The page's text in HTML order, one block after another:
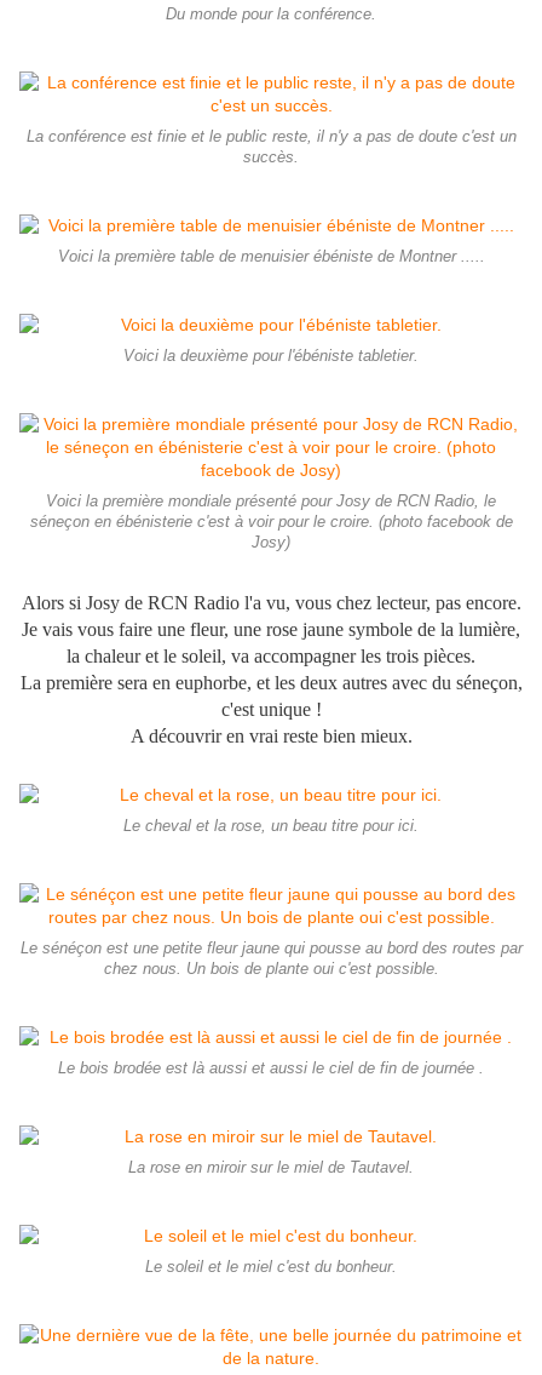
Du monde pour la conférence.
La conférence est finie et le public reste, il n'y a pas de doute c'est un
succès.
Voici la première table de menuisier ébéniste de Montner .....
Voici la deuxième pour l'ébéniste tabletier.
Voici la première mondiale présenté pour Josy de RCN Radio, le
séneçon en ébénisterie c'est à voir pour le croire. (photo facebook de
Josy)
Alors si Josy de RCN Radio l'a vu, vous chez lecteur, pas encore.
Je vais vous faire une fleur, une rose jaune symbole de la lumière,
la chaleur et le soleil, va accompagner les trois pièces.
La première sera en euphorbe, et les deux autres avec du séneçon,
c'est unique !
A découvrir en vrai reste bien mieux.
Le cheval et la rose, un beau titre pour ici.
Le sénéçon est une petite fleur jaune qui pousse au bord des routes par
chez nous. Un bois de plante oui c'est possible.
Le bois brodée est là aussi et aussi le ciel de fin de journée .
La rose en miroir sur le miel de Tautavel.
Le soleil et le miel c'est du bonheur.